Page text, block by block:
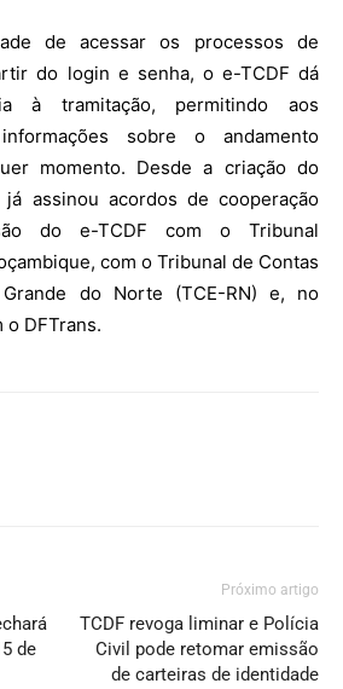
de acessar os processos de
do login e senha, o e-TCDF dá
à tramitação, permitindo aos
sobre o andamento
momento. Desde a criação do
assinou acordos de cooperação
do e-TCDF com o Tribunal
com o Tribunal de Contas
do Norte (TCE-RN) e, no
o DFTrans.
de
Próximo artigo
TCDF revoga liminar e Polícia
Civil pode retomar emissão
de carteiras de identidade